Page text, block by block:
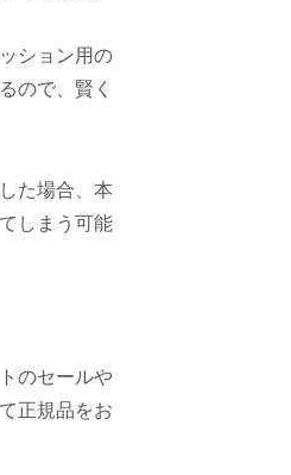
ション用の
ので、賢く
た場合、本
しまう可能
のセールや
正規品をお